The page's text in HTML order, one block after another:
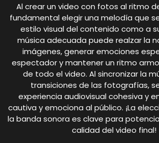
Al crear un video con fotos al ritmo
fundamental elegir una melodía que
estilo visual del contenido como a
música adecuada puede realzar la
imágenes, generar emociones
espectador y mantener un ritmo
de todo el video. Al sincronizar la
transiciones de las fotografías,
experiencia audiovisual cohesiva y
cautiva y emociona al público. ¡La
la banda sonora es clave para
calidad del video final!